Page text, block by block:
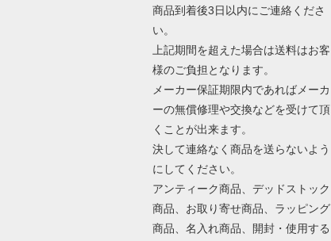
商品到着後3日以内にご連絡くださ
い。
上記期間を超えた場合は送料はお客
様のご負担となります。
メーカー保証期限内であればメーカ
ーの無償修理や交換などを受けて頂
くことが出来ます。
決して連絡なく商品を送らないよう
にしてください。
アンティーク商品、デッドストック
商品、お取り寄せ商品、ラッピング
商品、名入れ商品、開封・使用する